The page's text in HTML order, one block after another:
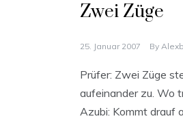
Zwei Züge
25. Januar 2007 By
Prüfer: Zwei Züge
aufeinander zu. Wo
Azubi: Kommt drauf